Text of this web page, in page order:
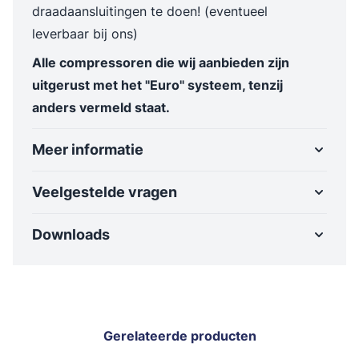
draadaansluitingen te doen! (eventueel
leverbaar bij ons)
Alle compressoren die wij aanbieden zijn
uitgerust met het "Euro" systeem, tenzij
anders vermeld staat.
Meer informatie
Veelgestelde vragen
Downloads
Gerelateerde producten